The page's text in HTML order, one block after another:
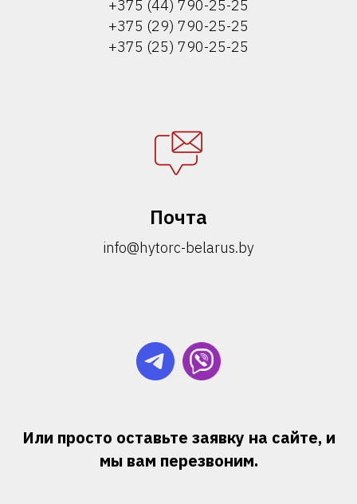
+375 (44) 790-25-25
+375 (29) 790-25-25
+375 (25) 790-25-25
Почта
info@hytorc-belarus.by
Или просто оставьте заявку на сайте, и
мы вам перезвоним.